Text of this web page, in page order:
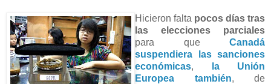
Hicieron falta pocos días tras
las elecciones parciales
para que Canadá
suspendiera las sanciones
económicas,
la Unión
Europea también, de